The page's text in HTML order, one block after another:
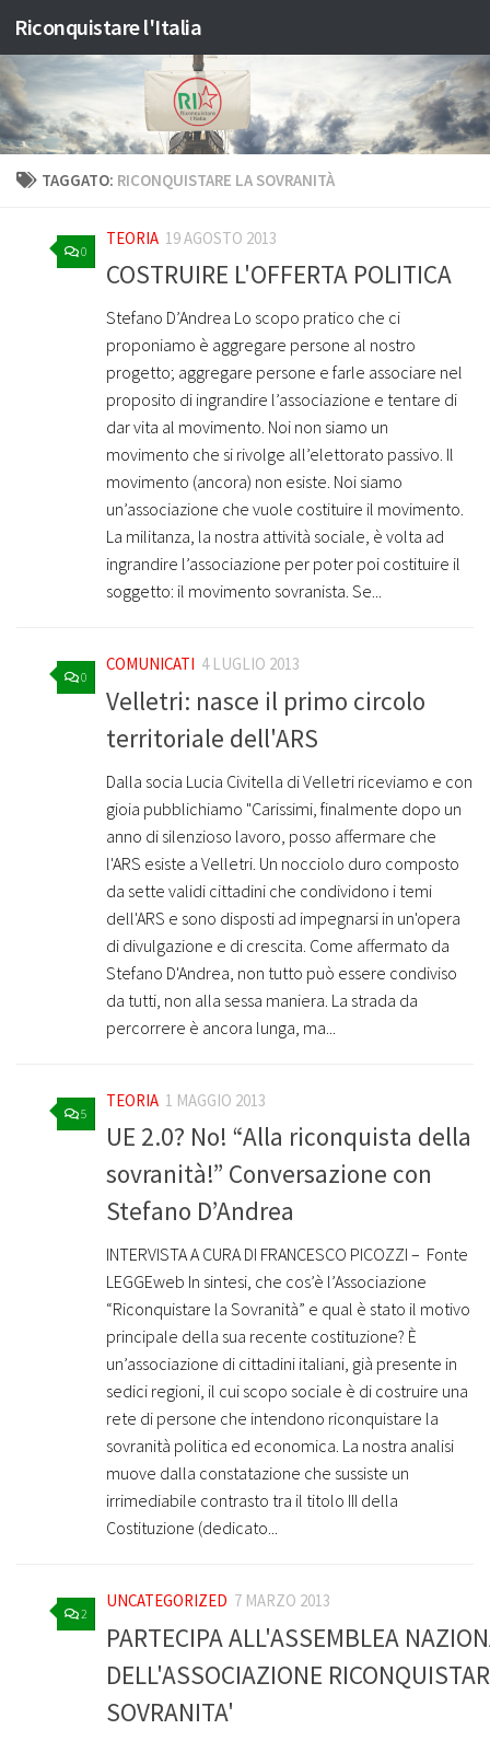
Salta al contenuto
Riconquistare l'Italia
TAGGATO: RICONQUISTARE LA SOVRANITÀ
0
TEORIA 19 AGOSTO 2013
COSTRUIRE L'OFFERTA POLITICA
Stefano D’Andrea Lo scopo pratico che ci
proponiamo è aggregare persone al nostro
progetto; aggregare persone e farle associare nel
proposito di ingrandire l’associazione e tentare di
dar vita al movimento. Noi non siamo un
movimento che si rivolge all’elettorato passivo. Il
movimento (ancora) non esiste. Noi siamo
un’associazione che vuole costituire il movimento.
La militanza, la nostra attività sociale, è volta ad
ingrandire l’associazione per poter poi costituire il
soggetto: il movimento sovranista. Se...
0
COMUNICATI 4 LUGLIO 2013
Velletri: nasce il primo circolo
territoriale dell'ARS
Dalla socia Lucia Civitella di Velletri riceviamo e con
gioia pubblichiamo "Carissimi, finalmente dopo un
anno di silenzioso lavoro, posso affermare che
l'ARS esiste a Velletri. Un nocciolo duro composto
da sette validi cittadini che condividono i temi
dell'ARS e sono disposti ad impegnarsi in un'opera
di divulgazione e di crescita. Come affermato da
Stefano D'Andrea, non tutto può essere condiviso
da tutti, non alla sessa maniera. La strada da
percorrere è ancora lunga, ma...
5
TEORIA 1 MAGGIO 2013
UE 2.0? No! “Alla riconquista della
sovranità!” Conversazione con
Stefano D’Andrea
INTERVISTA A CURA DI FRANCESCO PICOZZI – Fonte
LEGGEweb In sintesi, che cos’è l’Associazione
“Riconquistare la Sovranità” e qual è stato il motivo
principale della sua recente costituzione? È
un’associazione di cittadini italiani, già presente in
sedici regioni, il cui scopo sociale è di costruire una
rete di persone che intendono riconquistare la
sovranità politica ed economica. La nostra analisi
muove dalla constatazione che sussiste un
irrimediabile contrasto tra il titolo III della
Costituzione (dedicato...
2
UNCATEGORIZED 7 MARZO 2013
PARTECIPA ALL'ASSEMBLEA
DELL'ASSOCIAZIONE
SOVRANITA'